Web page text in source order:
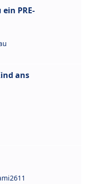
PRE-
ans